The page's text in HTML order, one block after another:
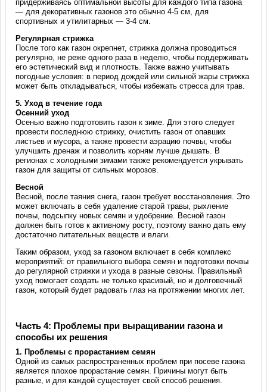
придерживаясь оптимальной высоты для каждого типа газона
— для декоративных газонов это обычно 4-5 см, для
спортивных и утилитарных — 3-4 см.
Регулярная стрижка
После того как газон окрепнет, стрижка должна проводиться
регулярно, не реже одного раза в неделю, чтобы поддерживать
его эстетический вид и плотность. Также важно учитывать
погодные условия: в период дождей или сильной жары стрижка
может быть откладываться, чтобы избежать стресса для трав.
5.Уход в течение года
Осенний уход
Осенью важно подготовить газон к зиме. Для этого следует
провести последнюю стрижку, очистить газон от опавших
листьев и мусора, а также провести аэрацию почвы, чтобы
улучшить дренаж и позволить корням лучше дышать. В
регионах с холодными зимами также рекомендуется укрывать
газон для защиты от сильных морозов.
Весной
Весной, после таяния снега, газон требует восстановления. Это
может включать в себя удаление старой травы, рыхление
почвы, подсыпку новых семян и удобрение. Весной газон
должен быть готов к активному росту, поэтому важно дать ему
достаточно питательных веществ и влаги.
Таким образом, уход за газоном включает в себя комплекс
мероприятий: от правильного выбора семян и подготовки почвы
до регулярной стрижки и ухода в разные сезоны. Правильный
уход помогает создать не только красивый, но и долговечный
газон, который будет радовать глаз на протяжении многих лет.
Часть 4: Проблемы при выращивании газона и
способы их решения
1. Проблемы с прорастанием семян
Одной из самых распространенных проблем при посеве газона
является плохое прорастание семян. Причины могут быть
разные, и для каждой существует свой способ решения.